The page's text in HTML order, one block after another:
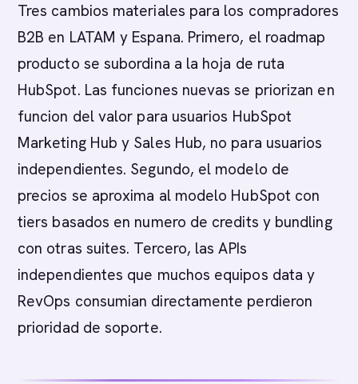
Tres cambios materiales para los compradores
B2B en LATAM y Espana. Primero, el roadmap
producto se subordina a la hoja de ruta
HubSpot. Las funciones nuevas se priorizan en
funcion del valor para usuarios HubSpot
Marketing Hub y Sales Hub, no para usuarios
independientes. Segundo, el modelo de
precios se aproxima al modelo HubSpot con
tiers basados en numero de credits y bundling
con otras suites. Tercero, las APIs
independientes que muchos equipos data y
RevOps consumian directamente perdieron
prioridad de soporte.